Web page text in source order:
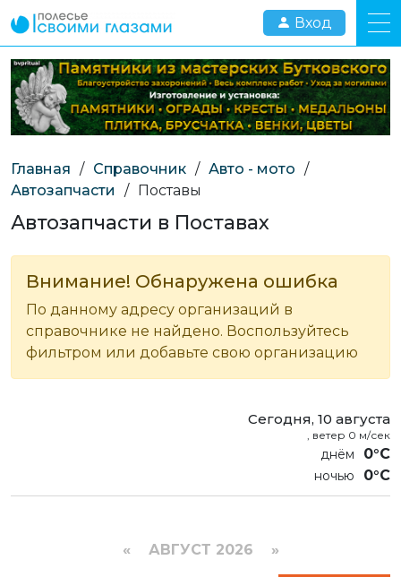
Вход
Главная / Справочник / Авто - мото /
Автозапчасти
/ Поставы
Автозапчасти в Поставах
Внимание! Обнаружена ошибка
По данному адресу организаций в
справочнике не найдено. Воспользуйтесь
фильтром или добавьте свою организацию
Сегодня, 10 августа
, ветер 0 м/сек
0°C
0°C
« АВГУСТ 2026 »